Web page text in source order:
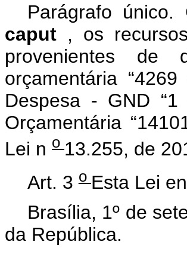
Parágrafo único.
caput , os
provenientes de
orçamentária
Despesa - GND
Orçamentária
Lei n o 13.255, de
Art. 3o Esta Lei
Brasília, 1º de
da República.